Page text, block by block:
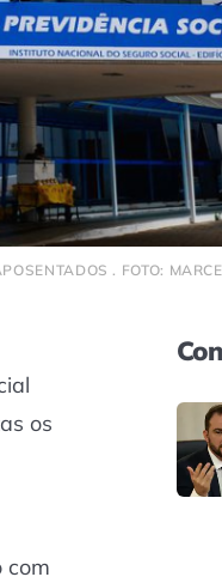
. FOTO:
os
com